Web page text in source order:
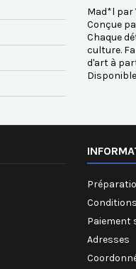
Mad*l par
Conçue
Chaque
culture.
d'art à
Paiement
Adresses